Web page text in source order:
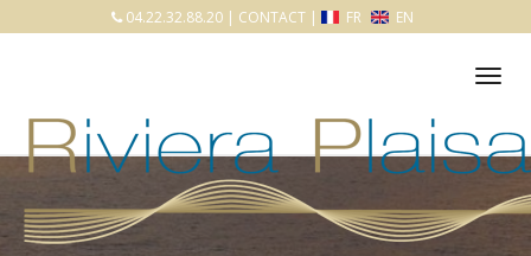
04.22.32.88.20 | CONTACT | FR EN